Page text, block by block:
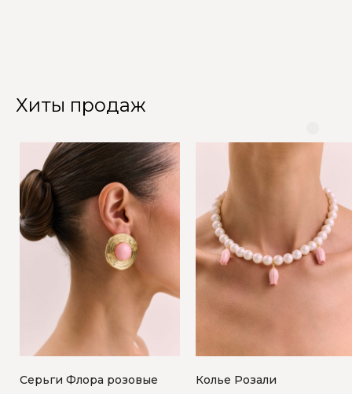
Хиты продаж
Серьги Флора розовые Колье Розали